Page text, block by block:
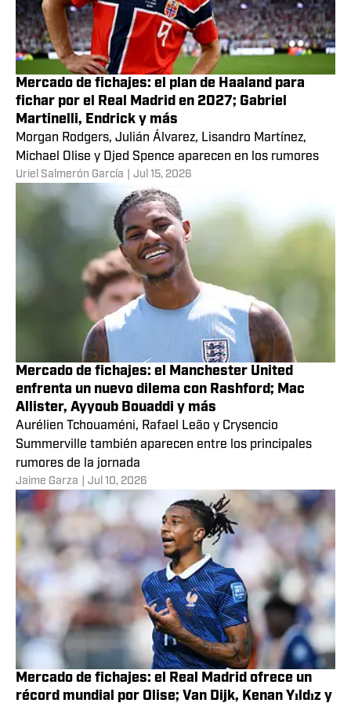
Mercado de fichajes: el plan de Haaland para
fichar por el Real Madrid en 2027; Gabriel
Martinelli, Endrick y más
Morgan Rodgers, Julián Álvarez, Lisandro Martínez,
Michael Olise y Djed Spence aparecen en los rumores
Uriel Salmerón García Jul 15, 2026
Mercado de fichajes: el Manchester United
enfrenta un nuevo dilema con Rashford; Mac
Allister, Ayyoub Bouaddi y más
Aurélien Tchouaméni, Rafael Leão y Crysencio
Summerville también aparecen entre los principales
rumores de la jornada
Jaime Garza Jul 10, 2026
Mercado de fichajes: el Real Madrid ofrece un
récord mundial por Olise; Van Dijk, Kenan Yıldız y